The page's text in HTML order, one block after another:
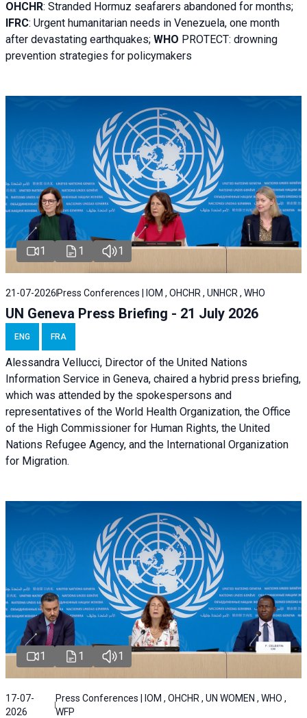
OHCHR: Stranded Hormuz seafarers abandoned for months;
IFRC: Urgent humanitarian needs in Venezuela, one month
after devastating earthquakes; WHO PROTECT: drowning
prevention strategies for policymakers
1 1 1
21-07-2026 Press Conferences | IOM , OHCHR , UNHCR , WHO
UN Geneva Press Briefing - 21 July 2026
ENG FRA
Alessandra Vellucci, Director of the United Nations
Information Service in Geneva, chaired a hybrid press briefing,
which was attended by the spokespersons and
representatives of the World Health Organization, the Office
of the High Commissioner for Human Rights, the United
Nations Refugee Agency, and the International Organization
for Migration.
1 1 1
17-07-
2026
Press Conferences | IOM , OHCHR , UN WOMEN , WHO ,
WFP